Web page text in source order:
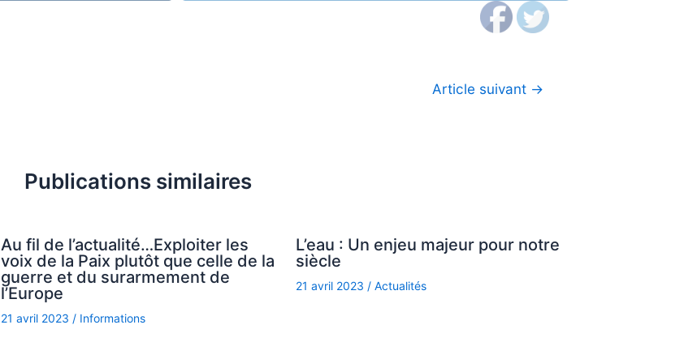
Article suivant →
Publications similaires
Au fil de l’actualité…Exploiter les
voix de la Paix plutôt que celle de la
guerre et du surarmement de
l’Europe
21 avril 2023 / Informations
L’eau : Un enjeu majeur pour notre
siècle
21 avril 2023 / Actualités